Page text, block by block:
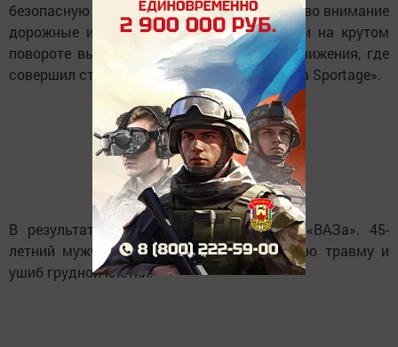
безопасную скорость движения, не принял во внимание
дорожные и метеорологические условия и на крутом
повороте выехал на полосу встречного движения, где
совершил столкновение с автомобилем «Kia Sportage».
В результате ДТП пострадал пассажир «ВАЗа». 45-
летний мужчина получил черепно-мозговую травму и
ушиб грудной клетки.